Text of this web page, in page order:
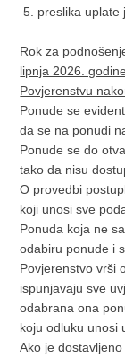
5. preslika uplate
Rok za
lipnja 2026.
Povjerenstvu
Ponude se
da se na ponudi
Ponude se do
tako da nisu
O provedbi
koji unosi sve
Ponuda koja ne
odabiru ponude i
Povjerenstvo vrši
ispunjavaju sve
odabrana ona
koju odluku unosi
Ako je